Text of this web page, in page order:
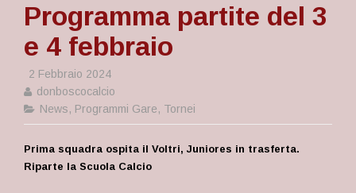
Programma partite del 3
e 4 febbraio
2 Febbraio 2024
donboscocalcio
News, Programmi Gare, Tornei
Prima squadra ospita il Voltri, Juniores in trasferta.
Riparte la Scuola Calcio